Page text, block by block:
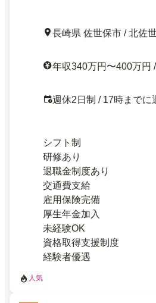
長崎県 佐世保市 / 北佐
年収340万円〜400万円
週休2日制 / 17時までに
シフト制
研修あり
退職金制度あり
交通費支給
雇用保険完備
厚生年金加入
未経験OK
資格取得支援制度
経験者優遇
人気